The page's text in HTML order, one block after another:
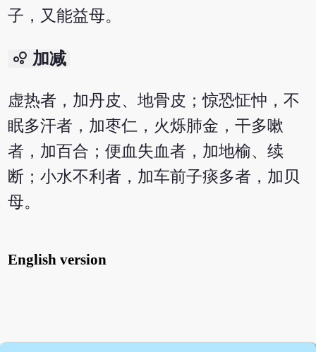
子，又能益母。
bubble_chart 加减
虚热者，加丹皮、地骨皮；惊恐怔忡，不
眠多汗者，加枣仁，火烁肺金，干多嗽
者，加百合；便血失血者，加地榆、续
断；小水不利者，加车前子痰多者，加贝
母。
English version